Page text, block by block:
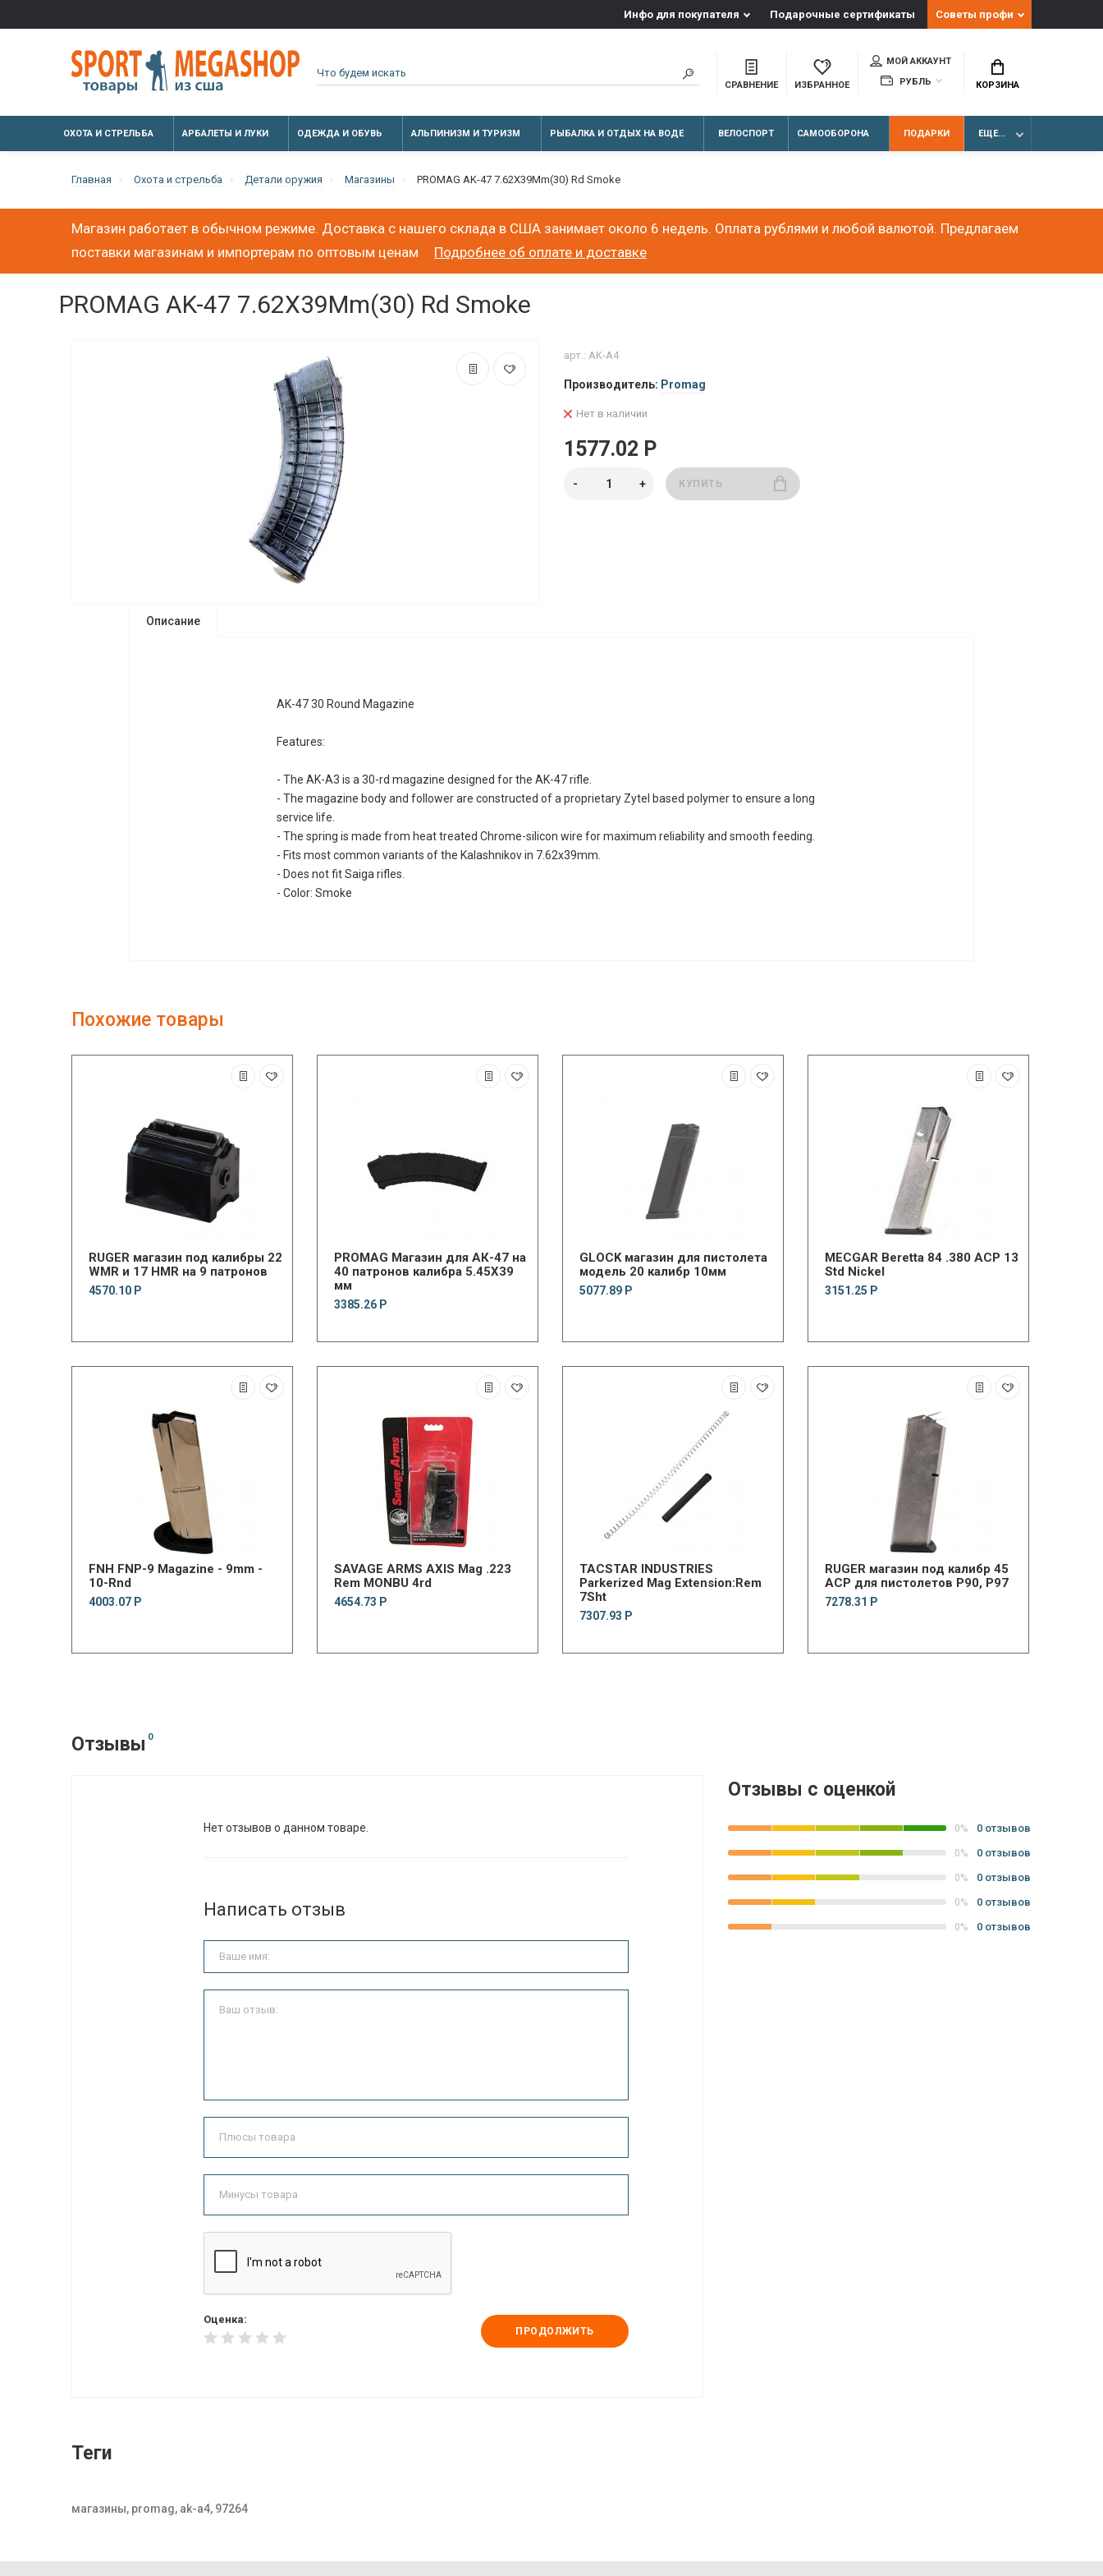
Инфо для покупателя Подарочные сертификаты Советы профи
СРАВНЕНИЕ ИЗБРАННОЕ
МОЙ АККАУНТ
РУБЛЬ
КОРЗИНА
ОХОТА И СТРЕЛЬБА АРБАЛЕТЫ И ЛУКИ ОДЕЖДА И ОБУВЬ АЛЬПИНИЗМ И ТУРИЗМ РЫБАЛКА И ОТДЫХ НА ВОДЕ ВЕЛОСПОРТ САМООБОРОНА ПОДАРКИ ЕЩЕ...
Главная Охота и стрельба Детали оружия Магазины PROMAG AK-47 7.62X39Mm(30) Rd Smoke
Магазин работает в обычном режиме. Доставка с нашего склада в США занимает около 6 недель. Оплата рублями и любой валютой. Предлагаем
поставки магазинам и импортерам по оптовым ценам
Подробнее об оплате и доставке
PROMAG AK-47 7.62X39Mm(30) Rd Smoke
арт.: AK-A4
Производитель: Promag
Нет в наличии
1577.02 Р
КУПИТЬ
Описание
AK-47 30 Round Magazine
Features:
- The AK-A3 is a 30-rd magazine designed for the AK-47 rifle.
- The magazine body and follower are constructed of a proprietary Zytel based polymer to ensure a long
service life.
- The spring is made from heat treated Chrome-silicon wire for maximum reliability and smooth feeding.
- Fits most common variants of the Kalashnikov in 7.62x39mm.
- Does not fit Saiga rifles.
- Color: Smoke
Похожие товары
RUGER магазин под калибры 22
WMR и 17 HMR на 9 патронов
4570.10 Р
PROMAG Магазин для АК-47 на
40 патронов калибра 5.45X39
мм
3385.26 Р
GLOCK магазин для пистолета
модель 20 калибр 10мм
5077.89 Р
MECGAR Beretta 84 .380 ACP 13
Std Nickel
3151.25 Р
FNH FNP-9 Magazine - 9mm -
10-Rnd
4003.07 Р
SAVAGE ARMS AXIS Mag .223
Rem MONBU 4rd
4654.73 Р
TACSTAR INDUSTRIES
Parkerized Mag Extension:Rem
7Sht
7307.93 Р
RUGER магазин под калибр 45
ACP для пистолетов P90, P97
7278.31 Р
Отзывы 0
Нет отзывов о данном товаре.
Написать отзыв
Оценка:
ПРОДОЛЖИТЬ
Отзывы с оценкой
0% 0 отзывов
0% 0 отзывов
0% 0 отзывов
0% 0 отзывов
0% 0 отзывов
Теги
магазины, promag, ak-a4, 97264